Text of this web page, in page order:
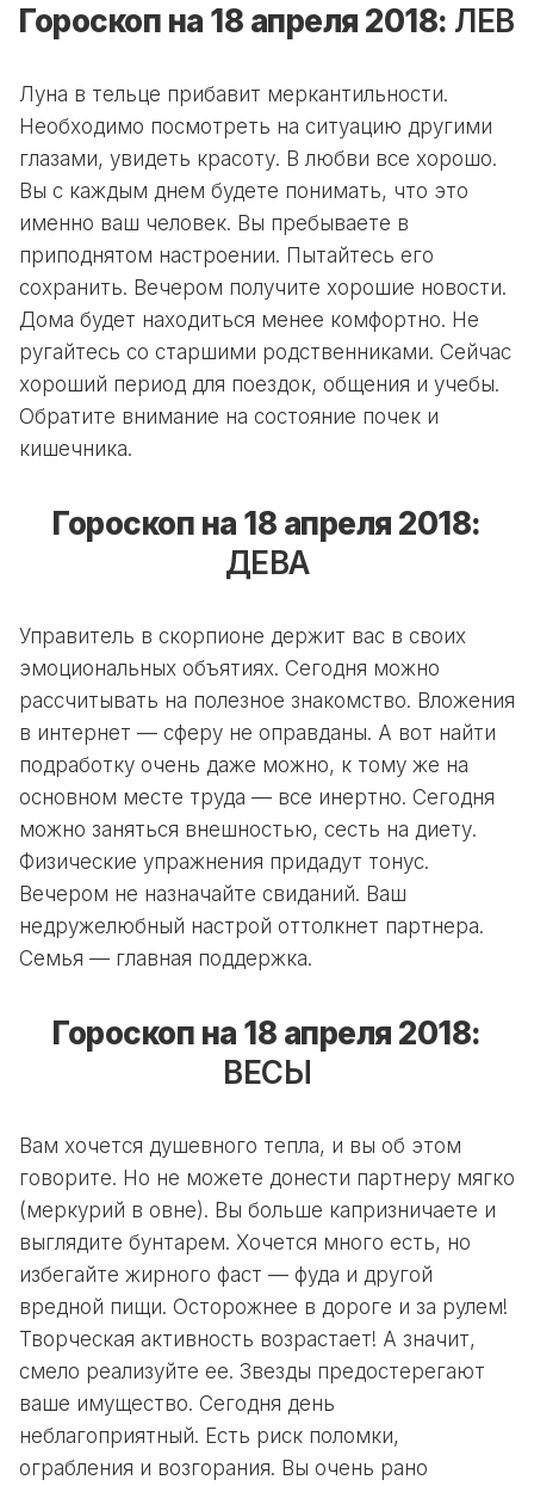
Гороскоп на 18 апреля 2018: ЛЕВ
Луна в тельце прибавит меркантильности.
Необходимо посмотреть на ситуацию другими
глазами, увидеть красоту. В любви все хорошо.
Вы с каждым днем будете понимать, что это
именно ваш человек. Вы пребываете в
приподнятом настроении. Пытайтесь его
сохранить. Вечером получите хорошие новости.
Дома будет находиться менее комфортно. Не
ругайтесь со старшими родственниками. Сейчас
хороший период для поездок, общения и учебы.
Обратите внимание на состояние почек и
кишечника.
Гороскоп на 18 апреля 2018:
ДЕВА
Управитель в скорпионе держит вас в своих
эмоциональных объятиях. Сегодня можно
рассчитывать на полезное знакомство. Вложения
в интернет — сферу не оправданы. А вот найти
подработку очень даже можно, к тому же на
основном месте труда — все инертно. Сегодня
можно заняться внешностью, сесть на диету.
Физические упражнения придадут тонус.
Вечером не назначайте свиданий. Ваш
недружелюбный настрой оттолкнет партнера.
Семья — главная поддержка.
Гороскоп на 18 апреля 2018:
ВЕСЫ
Вам хочется душевного тепла, и вы об этом
говорите. Но не можете донести партнеру мягко
(меркурий в овне). Вы больше капризничаете и
выглядите бунтарем. Хочется много есть, но
избегайте жирного фаст — фуда и другой
вредной пищи. Осторожнее в дороге и за рулем!
Творческая активность возрастает! А значит,
смело реализуйте ее. Звезды предостерегают
ваше имущество. Сегодня день
неблагоприятный. Есть риск поломки,
ограбления и возгорания. Вы очень рано